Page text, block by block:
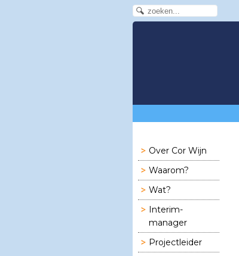
Over Cor Wijn
Waarom?
Wat?
Interim-
manager
Projectleider